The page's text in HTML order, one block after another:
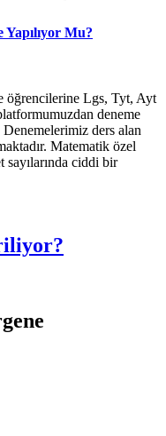
Mu?
öğrencilerine Lgs, Tyt, Ayt
deneme
ders alan
Matematik özel
sayılarında ciddi bir